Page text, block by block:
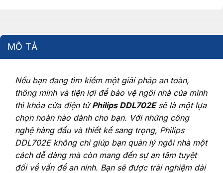
MÔ TẢ
Nếu bạn đang tìm kiếm một giải pháp an toàn,
thông minh và tiện lợi để bảo vệ ngôi nhà của mình
thì khóa cửa điện tửPhilips DDL702Esẽ là một lựa
chọn hoàn hảo dành cho bạn. Với những công
nghệ hàng đầu và thiết kế sang trọng, Philips
DDL702E không chỉ giúp bạn quản lý ngôi nhà một
cách dễ dàng mà còn mang đến sự an tâm tuyệt
đối về vấn đề an ninh. Bạn sẽ được trải nghiệm dải